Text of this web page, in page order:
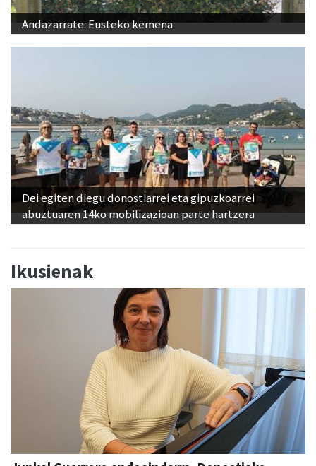
Andazarrate: Eusteko kemena
Dei egiten diegu donostiarrei eta gipuzkoarrei
abuztuaren 14ko mobilizazioan parte hartzera
Ikusienak